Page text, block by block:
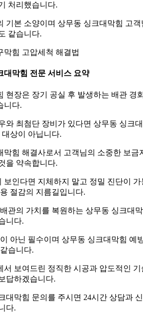
처리했습니다.
기본 소양이며 상무동 싱크대막힘 고객
같습니다.
막힘 고압세척 해결법
대막힘 전문 서비스 요약
현장은 장기 공실 후 발생하는 배관 경
니다.
와 최첨단 장비가 있다면 상무동 싱크
상이 아닙니다.
막힘 해결사로서 고객님의 소중한 보금
을 약속합니다.
보인다면 지체하지 말고 정밀 진단이 가
절감의 지름길입니다.
관의 가치를 복원하는 상무동 싱크대
니다.
아닌 필수이며 상무동 싱크대막힘 예
습니다.
서 보여드린 정직한 시공과 압도적인 기
답하겠습니다.
대막힘 문의를 주시면 24시간 상담과
다.